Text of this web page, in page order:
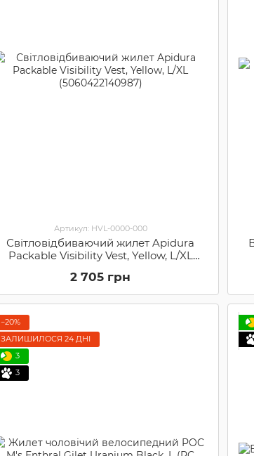
Артикул: HVL-0000-000
Світловідбиваючий жилет Apidura
Packable Visibility Vest, Yellow, L/XL
2 705 грн
−20%
ЗАЛИШИЛОСЯ 24 ДНІ
3
3